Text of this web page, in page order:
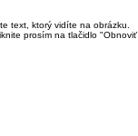
text, ktorý vidíte na obrázku.
prosím na tlačidlo "Obnoviť